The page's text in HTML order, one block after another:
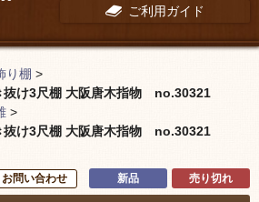
ご利用ガイド
り棚 >
抜け3尺棚 大阪唐木指物 no.30321
>
抜け3尺棚 大阪唐木指物 no.30321
お問い合わせ 新品 売り切れ